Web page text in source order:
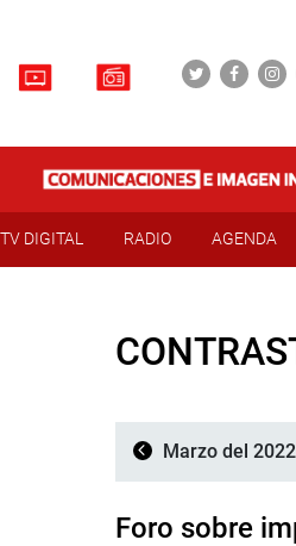
TV DIGITAL RADIO AGENDA
Marzo del 2022
Foro sobre